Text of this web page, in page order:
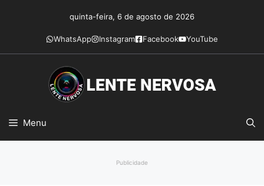
conteúdo
quinta-feira, 6 de agosto de 2026
WhatsApp Instagram Facebook YouTube
Menu
Publicidade